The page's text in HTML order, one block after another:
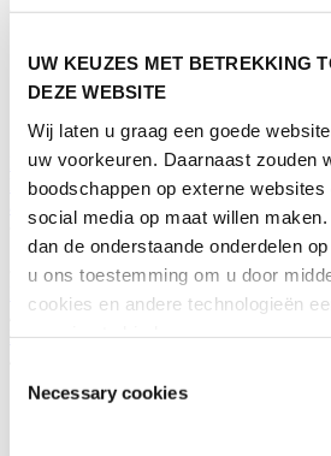
UW KEUZES MET BETREKKING
DEZE WEBSITE
Wij laten u graag een goede
uw voorkeuren. Daarnaast zouden
boodschappen op externe
social media op maat willen
dan de onderstaande onderdelen
u ons toestemming om u door
cookies en andere technologieën
Necessary cookies
DeelnamemogelijkhedenOver de
HuishoudbeursPromotiemogelijkheden
aanvragen
Contact
Schrijf je in voor de nieuwsbrief
Deelnemen